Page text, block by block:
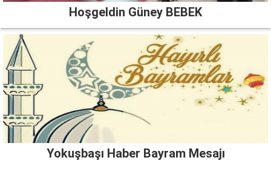
Hoşgeldin Güney BEBEK
Yokuşbaşı Haber Bayram Mesajı